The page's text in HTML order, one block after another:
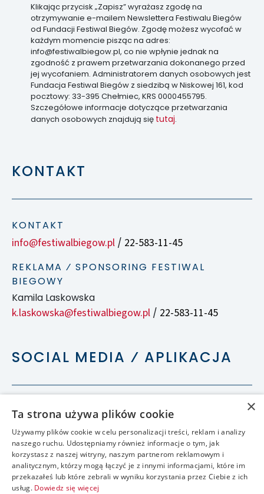
Klikając przycisk „Zapisz” wyrażasz zgodę na
otrzymywanie e-mailem Newslettera Festiwalu Biegów
od Fundacji Festiwal Biegów. Zgodę możesz wycofać w
każdym momencie pisząc na adres:
info@festiwalbiegow.pl, co nie wpłynie jednak na
zgodność z prawem przetwarzania dokonanego przed
jej wycofaniem. Administratorem danych osobowych jest
Fundacja Festiwal Biegów z siedzibą w Niskowej 161, kod
pocztowy: 33-395 Chełmiec, KRS 0000455795.
Szczegółowe informacje dotyczące przetwarzania
danych osobowych znajdują się tutaj.
KONTAKT
KONTAKT
info@festiwalbiegow.pl / 22-583-11-45
REKLAMA ⁄ SPONSORING FESTIWAL
BIEGOWY
Kamila Laskowska
k.laskowska@festiwalbiegow.pl / 22-583-11-45
SOCIAL MEDIA ⁄ APLIKACJA
×
Ta strona używa plików cookie
Używamy plików cookie w celu personalizacji treści, reklam i analizy
naszego ruchu. Udostępniamy również informacje o tym, jak
korzystasz z naszej witryny, naszym partnerom reklamowym i
analitycznym, którzy mogą łączyć je z innymi informacjami, które im
przekazałeś lub które zebrali w wyniku korzystania przez Ciebie z ich
usług. Dowiedz się więcej